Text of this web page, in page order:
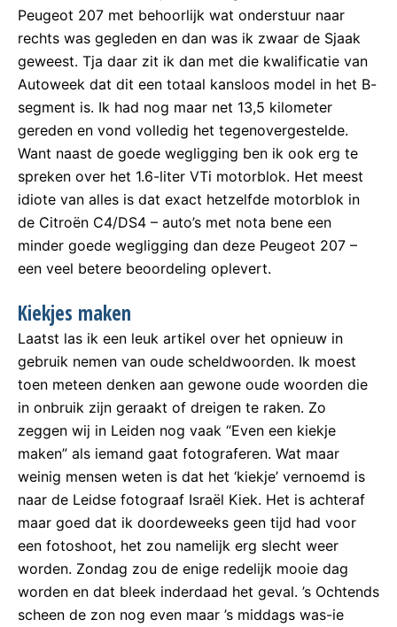
Peugeot 207 met behoorlijk wat onderstuur naar
rechts was gegleden en dan was ik zwaar de Sjaak
geweest. Tja daar zit ik dan met die kwalificatie van
Autoweek dat dit een totaal kansloos model in het B-
segment is. Ik had nog maar net 13,5 kilometer
gereden en vond volledig het tegenovergestelde.
Want naast de goede wegligging ben ik ook erg te
spreken over het 1.6-liter VTi motorblok. Het meest
idiote van alles is dat exact hetzelfde motorblok in
de Citroën C4/DS4 – auto’s met nota bene een
minder goede wegligging dan deze Peugeot 207 –
een veel betere beoordeling oplevert.
Kiekjes maken
Laatst las ik een leuk artikel over het opnieuw in
gebruik nemen van oude scheldwoorden. Ik moest
toen meteen denken aan gewone oude woorden die
in onbruik zijn geraakt of dreigen te raken. Zo
zeggen wij in Leiden nog vaak “Even een kiekje
maken” als iemand gaat fotograferen. Wat maar
weinig mensen weten is dat het ‘kiekje’ vernoemd is
naar de Leidse fotograaf Israël Kiek. Het is achteraf
maar goed dat ik doordeweeks geen tijd had voor
een fotoshoot, het zou namelijk erg slecht weer
worden. Zondag zou de enige redelijk mooie dag
worden en dat bleek inderdaad het geval. ’s Ochtends
scheen de zon nog even maar ’s middags was-ie